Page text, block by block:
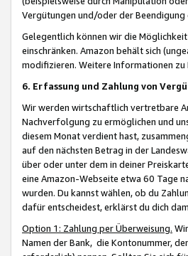
Vergütungen und/oder der
Gelegentlich können wir die
einschränken. Amazon behält sich
modifizieren. Weitere Informationen
6. Erfassung und Zahlung von
Wir werden wirtschaftlich vertretbare
Nachverfolgung zu ermöglichen und
diesem Monat verdient hast,
auf den nächsten Betrag in der
über oder unter dem in deiner
eine Amazon-Webseite etwa 60 Tage
wurden. Du kannst wählen, ob du
dafür entscheidest, erklärst du dich
Option 1: Zahlung per Überweisung.
Namen der Bank, die Kontonummer,